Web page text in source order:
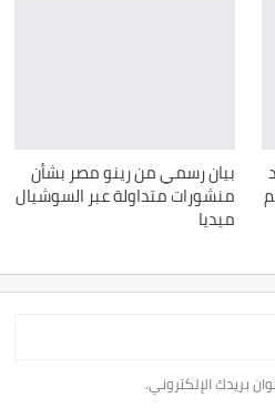
بيان رسمي من رينو مصر بشأن
منشورات متداولة عبر السوشيال
ميديا
بريدك الإلكتروني.